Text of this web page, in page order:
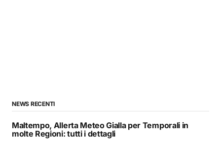
NEWS RECENTI
Maltempo, Allerta Meteo Gialla per Temporali in
molte Regioni: tutti i dettagli